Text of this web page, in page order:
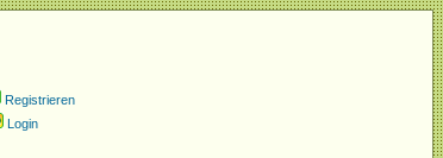
Registrieren
Login